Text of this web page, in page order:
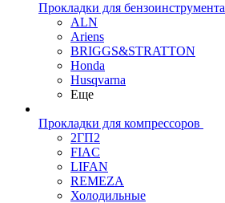
Прокладки для бензоинструмента
ALN
Ariens
BRIGGS&STRATTON
Honda
Husqvarna
Еще
Прокладки для компрессоров
2ГП2
FIAC
LIFAN
REMEZA
Холодильные